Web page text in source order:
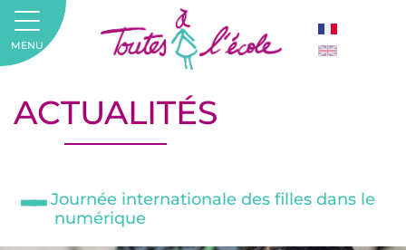
ACTUALITÉS
Journée internationale des filles dans le
numérique
MENU